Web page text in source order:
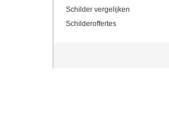
Schilder vergelijken
Schilderoffertes